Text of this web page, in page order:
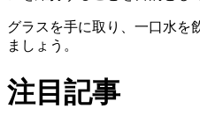
グラスを手に取り、一口水を
ましょう。
注目記事